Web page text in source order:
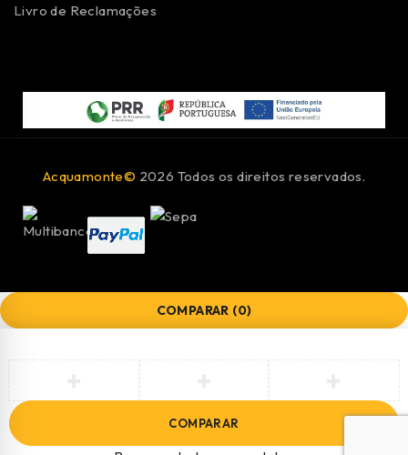
Livro de Reclamações
Acquamonte© 2026 Todos os direitos reservados.
COMPARAR (0)
COMPARAR